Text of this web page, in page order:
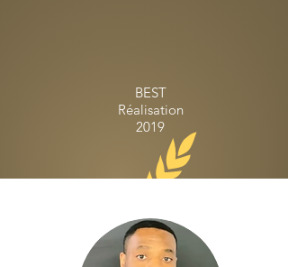
BEST
Réalisation
2019